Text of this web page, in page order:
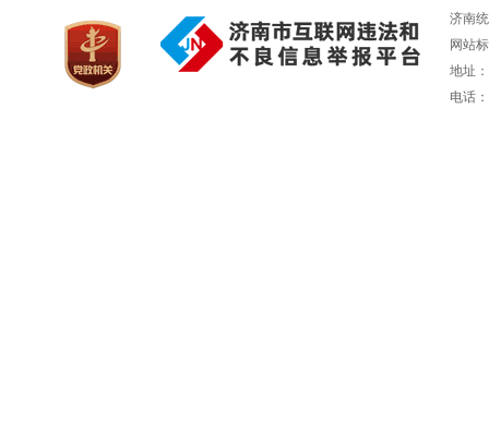
济南
网站
地址
电话